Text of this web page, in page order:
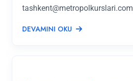
tashkent@metropolkurslari.com
DEVAMINI OKU